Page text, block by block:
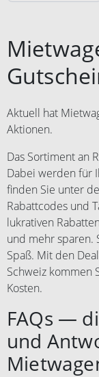
Aktuell hat
Aktionen.
Das Sortiment an
Dabei werden für
finden Sie unter
Rabattcodes und
lukrativen
und mehr sparen.
Spaß. Mit den
Schweiz kommen
Kosten.
FAQs —
und